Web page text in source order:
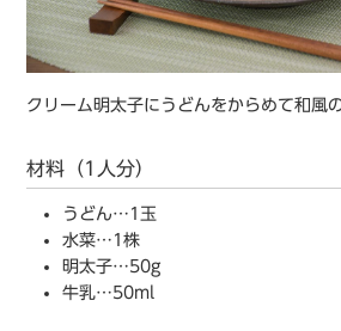
クリーム明太⼦にうどんをからめて和風
材料（1人分）
うどん…1⽟
⽔菜…1株
明太⼦…50g
⽜乳…50ml